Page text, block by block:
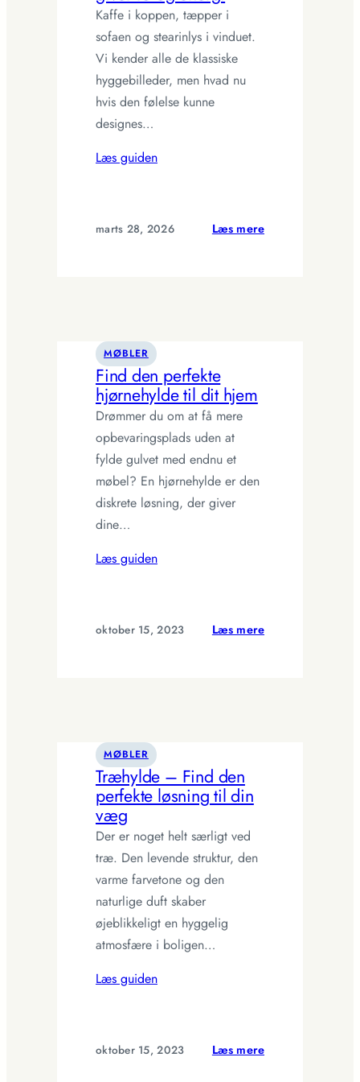
Kaffe i koppen, tæpper i
sofaen og stearinlys i vinduet.
Vi kender alle de klassiske
hyggebilleder, men hvad nu
hvis den følelse kunne
designes…
Læs guiden
marts 28, 2026 Læs mere:
MØBLER
Find den perfekte
hjørnehylde til dit hjem
Drømmer du om at få mere
opbevaringsplads uden at
fylde gulvet med endnu et
møbel? En hjørnehylde er den
diskrete løsning, der giver
dine…
Læs guiden
oktober 15, 2023 Læs mere:
MØBLER
Træhylde – Find den
perfekte løsning til din
væg
Der er noget helt særligt ved
træ. Den levende struktur, den
varme farvetone og den
naturlige duft skaber
øjeblikkeligt en hyggelig
atmosfære i boligen…
Læs guiden
oktober 15, 2023 Læs mere: